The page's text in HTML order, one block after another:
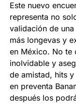
Este nuevo
representa no
validación de
más longevas y
en México. No te
inolvidable y
de amistad, hits
en preventa
después los